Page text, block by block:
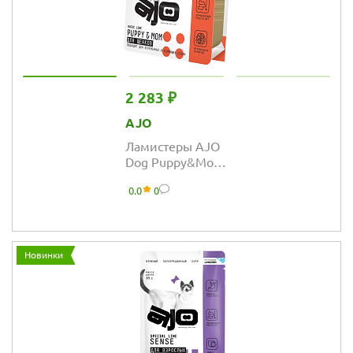
2 283 ₽
AJO
Ламистеры AJO
Dog Puppy&Mom
паштет для
кормящих собак
0.0 0
Новинки